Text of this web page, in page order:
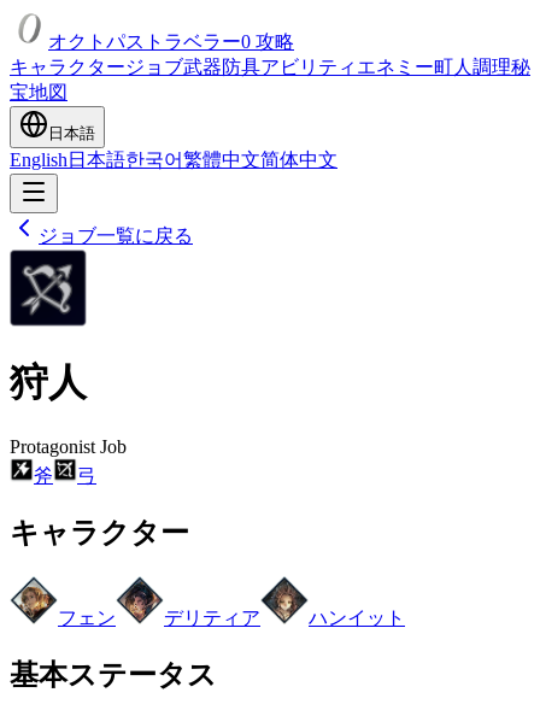
オクトパストラベラー0 攻略
キャラクタージョブ武器防具アビリティ エネミー町人 調理秘
宝地図
日本語
English 日本語한국어繁體中文简体中文
ジョブ一覧に戻る
狩人
Protagonist Job
斧
弓
キャラクター
フェン デリティア ハンイット
基本ステータス